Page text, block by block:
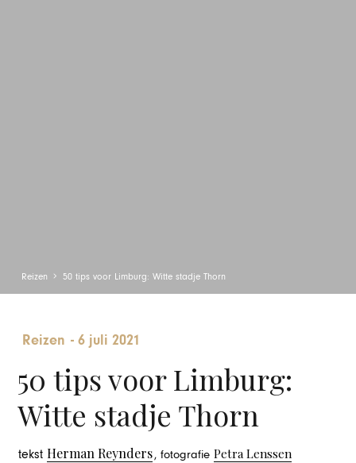
Reizen 50 tips voor Limburg: Witte stadje Thorn
Reizen -6 juli 2021
50 tips voor Limburg:
Witte stadje Thorn
tekstHerman Reynders, fotografiePetra Lenssen